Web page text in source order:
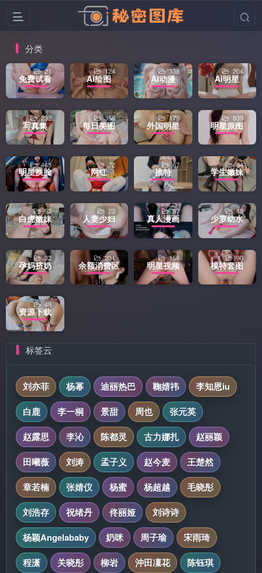
分类
免费试看
21
Ai绘图
124
Ai动漫
338
Ai明星
204
写真集
232
每日美图
358
外国明星
179
明星原图
839
明星换脸
465
网红
72
推特
67
学生嫩妹
84
白虎嫩妹
52
人妻少妇
23
真人漫画
67
少萝幼水
48
孕妈挤奶
32
余额消费区
231
明星视频
156
模特套图
90
资源下载
48
标签云
刘亦菲 杨幂 迪丽热巴 鞠婧祎
李知恩iu
白鹿
李一桐 景甜 周也
张元英
赵露思
李沁 陈都灵 古力娜扎
赵丽颖
田曦薇
刘涛 孟子义 赵今麦
王楚然
章若楠
张婧仪 杨蜜 杨超越
毛晓彤
刘浩存
祝绪丹 佟丽娅
刘诗诗
杨颖Angelababy
奶咪 周子瑜
宋雨琦
程潇
关晓彤 柳岩 沖田凜花
陈钰琪